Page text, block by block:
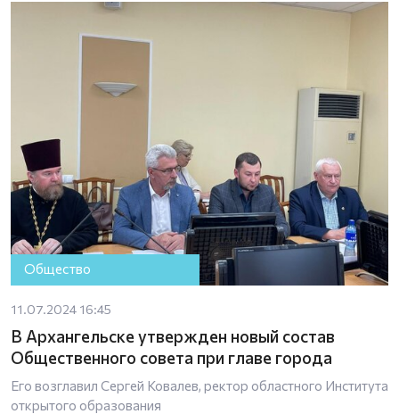
Общество
11.07.2024 16:45
В Архангельске утвержден новый состав
Общественного совета при главе города
Его возглавил Сергей Ковалев, ректор областного Института
открытого образования